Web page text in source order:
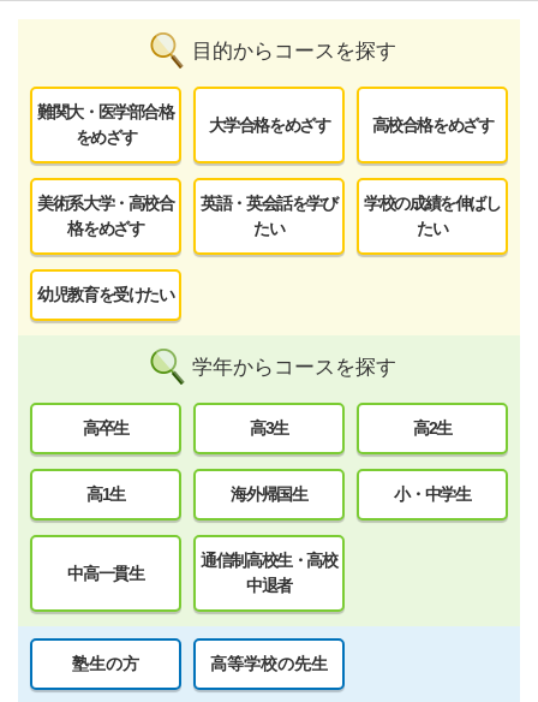
目的からコースを探す
難関大・医学部合格
をめざす
大学合格をめざす 高校合格をめざす
美術系大学・高校合
格をめざす
英語・英会話を学び
たい
学校の成績を伸ばし
たい
幼児教育を受けたい
学年からコースを探す
高卒生 高3生 高2生
高1生 海外帰国生 小・中学生
中高一貫生
通信制高校生・高校
中退者
塾生の方 高等学校の先生